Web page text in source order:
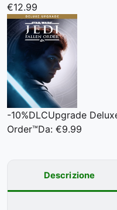
€12.99
-10%DLCUpgrade
Order™Da: €9.99
Descrizione